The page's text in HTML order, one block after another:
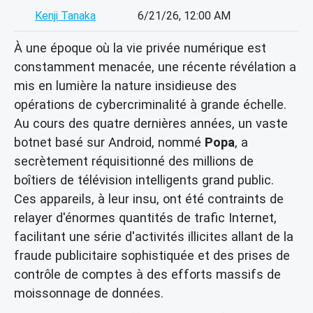
Kenji Tanaka 6/21/26, 12:00 AM
À une époque où la vie privée numérique est
constamment menacée, une récente révélation a
mis en lumière la nature insidieuse des
opérations de cybercriminalité à grande échelle.
Au cours des quatre dernières années, un vaste
botnet basé sur Android, nommé Popa, a
secrètement réquisitionné des millions de
boîtiers de télévision intelligents grand public.
Ces appareils, à leur insu, ont été contraints de
relayer d'énormes quantités de trafic Internet,
facilitant une série d'activités illicites allant de la
fraude publicitaire sophistiquée et des prises de
contrôle de comptes à des efforts massifs de
moissonnage de données.